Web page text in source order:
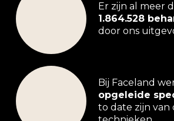
Er zijn al meer
1.864.528
door ons
Bij Faceland
opgeleide
to date zijn van